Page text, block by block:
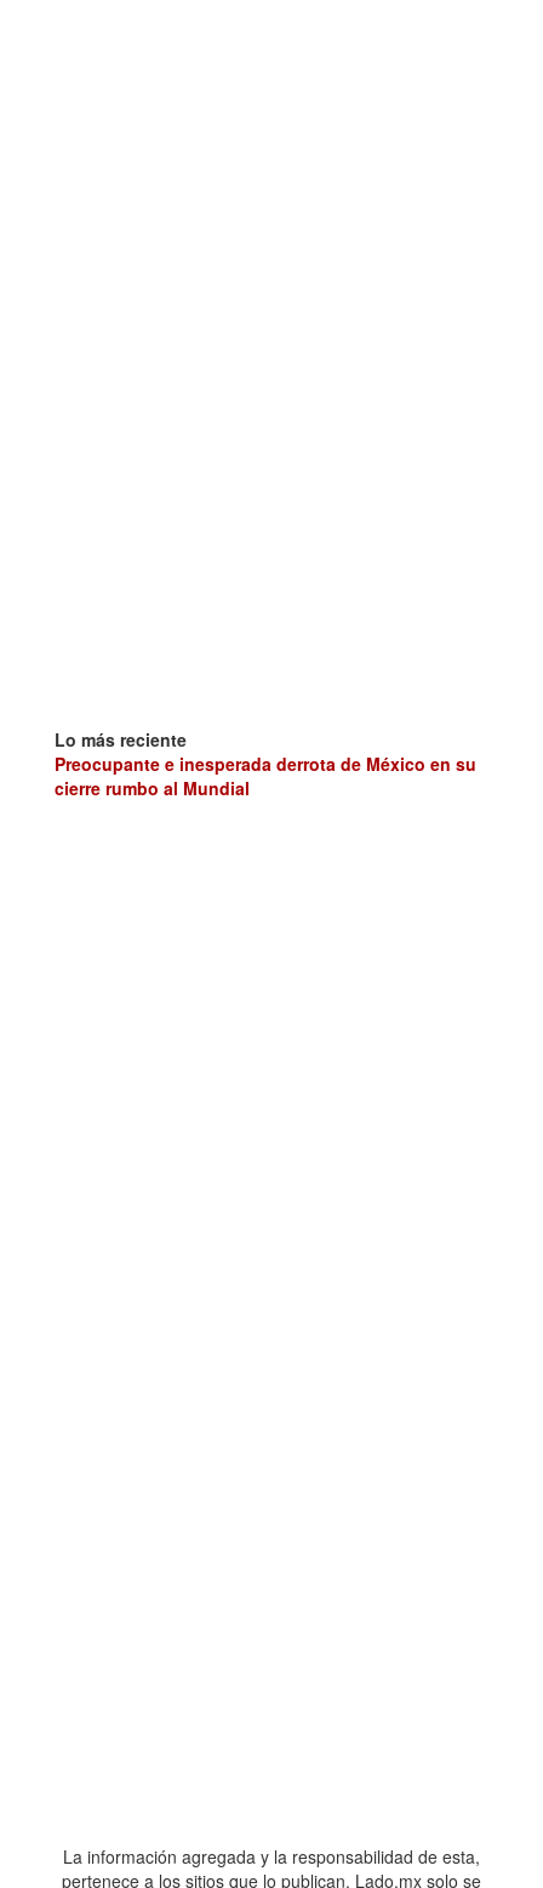
Lo más reciente
Preocupante e inesperada derrota de México en su
cierre rumbo al Mundial
La información agregada y la responsabilidad de esta,
pertenece a los sitios que lo publican. Lado.mx solo se